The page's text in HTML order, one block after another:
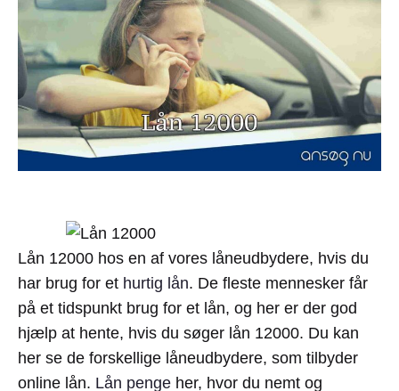
Lån 12000 hos en af vores låneudbydere, hvis du
har brug for et hurtig lån. De fleste mennesker får
på et tidspunkt brug for et lån, og her er der god
hjælp at hente, hvis du søger lån 12000. Du kan
her se de forskellige låneudbydere, som tilbyder
online lån. Lån penge her, hvor du nemt og